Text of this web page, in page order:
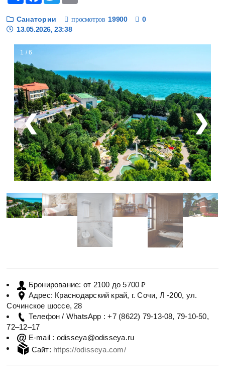
Санатории просмотров 19900
0
13.05.2026, 23:38
1 / 6
❮ ❯
Бронирование: от 2100 до 5700 ₽
Адрес: Краснодарский край, г. Сочи, Л -200, ул.
Сочинское шоссе, 28
Телефон / WhatsApp : +7 (8622) 79-13-08, 79-10-50,
72–12–17
E-mail : odisseya@odisseya.ru
Сайт: https://odisseya.com/